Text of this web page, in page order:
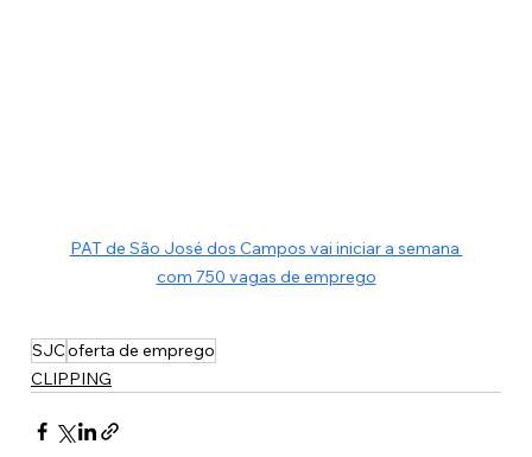
PAT de São José dos Campos vai iniciar a semana
com 750 vagas de emprego
SJCoferta de emprego
CLIPPING